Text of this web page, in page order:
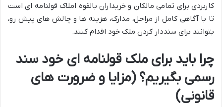
کاربردی برای تمامی مالکان و خریداران بالقوه املاک قولنامه ای است
تا با آگاهی کامل از مراحل، مدارک، هزینه ها و چالش های پیش رو،
بتوانند برای سنددار کردن ملک خود اقدام کنند.
چرا باید برای ملک قولنامه ای خود سند
رسمی بگیریم؟ (مزایا و ضرورت های
قانونی)